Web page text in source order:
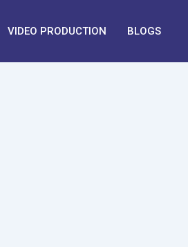
VIDEO PRODUCTION BLOGS